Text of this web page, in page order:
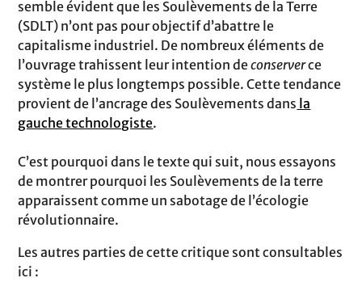
semble évident que les Soulèvements de la Terre
(SDLT) n’ont pas pour objectif d’abattre le
capitalisme industriel. De nombreux éléments de
l’ouvrage trahissent leur intention deconserverce
système le plus longtemps possible. Cette tendance
provient de l’ancrage des Soulèvements dans la
gauche technologiste.
C’est pourquoi dans le texte qui suit, nous essayons
de montrer pourquoi les Soulèvements de la terre
apparaissent comme un sabotage de l’écologie
révolutionnaire.
Les autres parties de cette critique sont consultables
ici :